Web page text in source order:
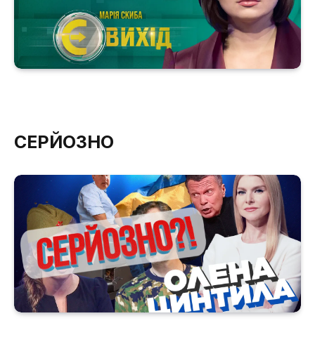
СЕРЙОЗНО